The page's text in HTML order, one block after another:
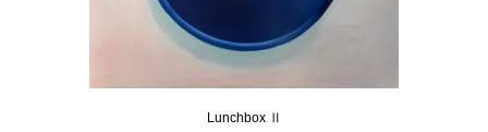
Lunchbox Ⅱ